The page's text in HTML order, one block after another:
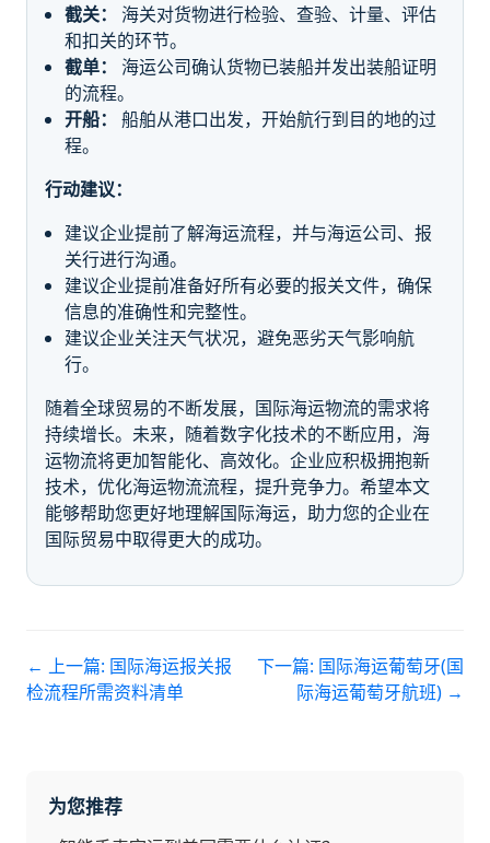
截关：
海关对货物进行检验、查验、计量、评估
和扣关的环节。
截单：
海运公司确认货物已装船并发出装船证明
的流程。
开船：
船舶从港口出发，开始航行到目的地的过
程。
行动建议：
建议企业提前了解海运流程，并与海运公司、报
关行进行沟通。
建议企业提前准备好所有必要的报关文件，确保
信息的准确性和完整性。
建议企业关注天气状况，避免恶劣天气影响航
行。
随着全球贸易的不断发展，国际海运物流的需求将
持续增长。未来，随着数字化技术的不断应用，海
运物流将更加智能化、高效化。企业应积极拥抱新
技术，优化海运物流流程，提升竞争力。希望本文
能够帮助您更好地理解国际海运，助力您的企业在
国际贸易中取得更大的成功。
← 上一篇: 国际海运报关报
检流程所需资料清单
下一篇: 国际海运葡萄牙(国
际海运葡萄牙航班) →
为您推荐